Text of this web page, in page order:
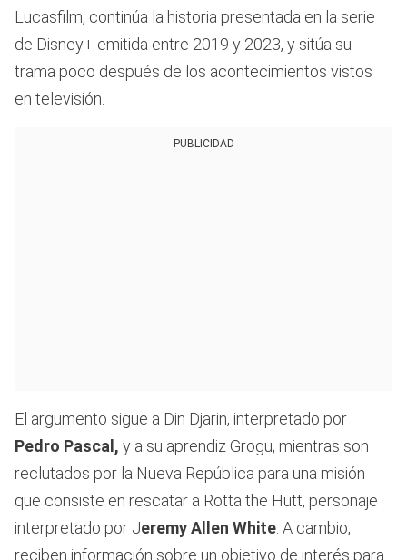
Lucasfilm, continúa la historia presentada en la serie
de Disney+ emitida entre 2019 y 2023, y sitúa su
trama poco después de los acontecimientos vistos
en televisión.
PUBLICIDAD
El argumento sigue a Din Djarin, interpretado por
Pedro Pascal, y a su aprendiz Grogu, mientras son
reclutados por la Nueva República para una misión
que consiste en rescatar a Rotta the Hutt, personaje
interpretado por Jeremy Allen White . A cambio,
reciben información sobre un objetivo de interés para